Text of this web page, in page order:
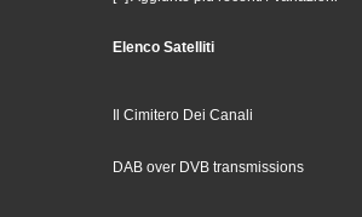
Elenco Satelliti
Il Cimitero Dei Canali
DAB over DVB transmissions